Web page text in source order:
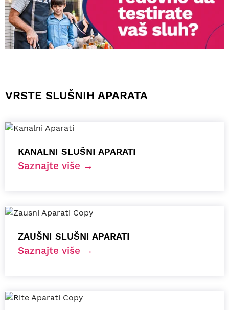
VRSTE SLUŠNIH APARATA
KANALNI SLUŠNI APARATI
Saznajte više →
ZAUŠNI SLUŠNI APARATI
Saznajte više →